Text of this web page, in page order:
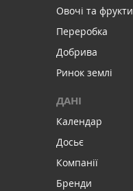
Овочі та фрукти
Переробка
Добрива
Ринок землі
ДАНІ
Календар
Досьє
Компанії
Бренди